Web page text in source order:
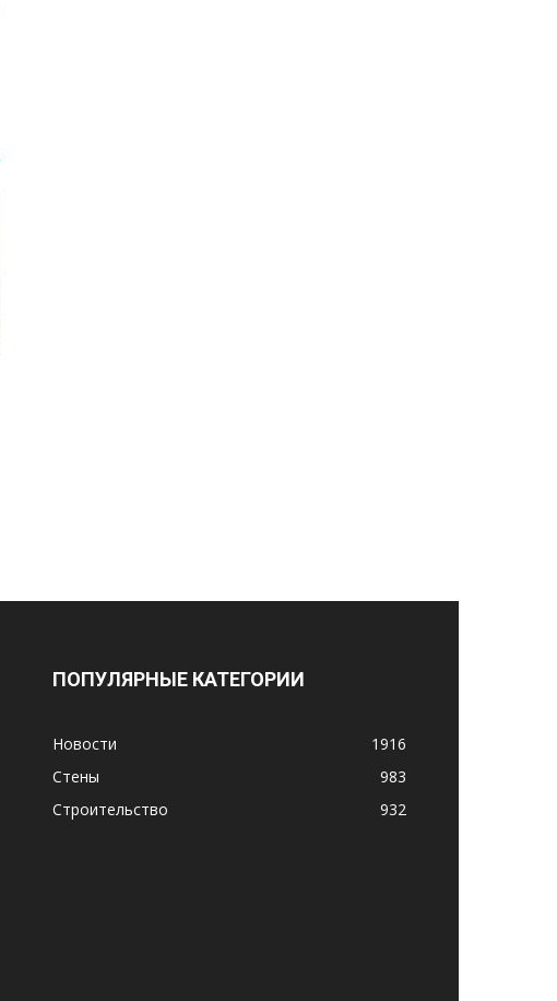
ПОПУЛЯРНЫЕ КАТЕГОРИИ
Новости
1916
Стены
983
Строительство
932